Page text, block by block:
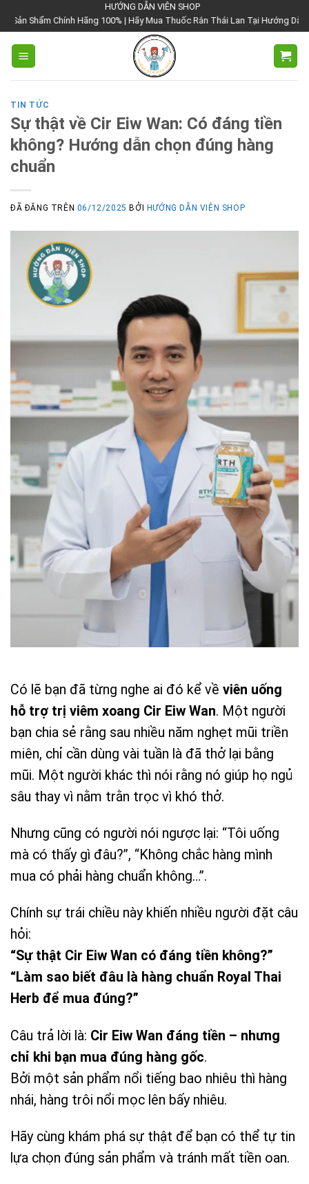
đến
nội
dung
HƯỚNG DẪN VIÊN SHOP
Hãng 100% | Hãy Mua Thuốc Rắn Thái Lan Tại Hướng Dẫn Viên Shop | Với
TIN TỨC
Sự thật về Cir Eiw Wan: Có đáng tiền
không? Hướng dẫn chọn đúng hàng
chuẩn
ĐÃ ĐĂNG TRÊN 06/12/2025 BỞI HƯỚNG DẪN VIÊN SHOP
Có lẽ bạn đã từng nghe ai đó kể về viên uống
hỗ trợ trị viêm xoang Cir Eiw Wan. Một người
bạn chia sẻ rằng sau nhiều năm nghẹt mũi triền
miên, chỉ cần dùng vài tuần là đã thở lại bằng
mũi. Một người khác thì nói rằng nó giúp họ ngủ
sâu thay vì nằm trằn trọc vì khó thở.
Nhưng cũng có người nói ngược lại: “Tôi uống
mà có thấy gì đâu?”, “Không chắc hàng mình
mua có phải hàng chuẩn không…”.
Chính sự trái chiều này khiến nhiều người đặt câu
hỏi:
“Sự thật Cir Eiw Wan có đáng tiền không?”
“Làm sao biết đâu là hàng chuẩn Royal Thai
Herb để mua đúng?”
Câu trả lời là: Cir Eiw Wan đáng tiền – nhưng
chỉ khi bạn mua đúng hàng gốc.
Bởi một sản phẩm nổi tiếng bao nhiêu thì hàng
nhái, hàng trôi nổi mọc lên bấy nhiêu.
Hãy cùng khám phá sự thật để bạn có thể tự tin
lựa chọn đúng sản phẩm và tránh mất tiền oan.